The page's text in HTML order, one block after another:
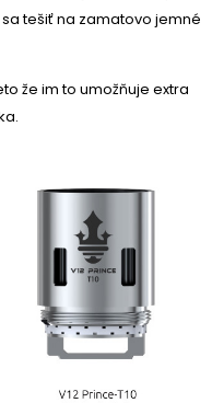
tešiť na zamatovo jemné
že im to umožňuje extra